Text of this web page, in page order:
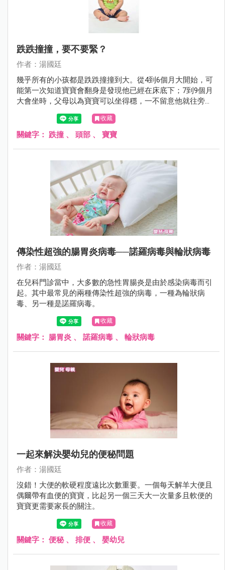
跌跌撞撞，要不要緊？
作者：湯國廷
幾乎所有的小孩都是跌跌撞撞到大。從4到6個月大開始，可
能第一次知道寶寶會翻身是發現他已經在床底下；7到9個月
大會坐時，父母以為寶寶可以坐得穩，一不留意他就往旁或
後傾倒；1歲剛會走路，搖搖晃晃，一不小心，不是往前就
是往後撲倒；更不用說，2歲時爬上爬下，不知天高地厚，
沒有懼高症，很容易從椅子或沙發上摔下來。
收藏
關鍵字： 跌撞 、 頭部 、 寶寶
傳染性超強的腸胃炎病毒──諾羅病毒與輪狀病毒
作者：湯國廷
在兒科門診當中，大多數的急性胃腸炎是由於感染病毒而引
起。其中最常見的兩種傳染性超強的病毒，一種為輪狀病
毒、另一種是諾羅病毒。
收藏
關鍵字： 腸胃炎 、 諾羅病毒 、 輪狀病毒
一起來解決嬰幼兒的便秘問題
作者：湯國廷
沒錯！大便的軟硬程度遠比次數重要。一個每天解羊大便且
偶爾帶有血便的寶寶，比起另一個三天大一次量多且軟便的
寶寶更需要家長的關注。
收藏
關鍵字： 便秘、 排便 、 嬰幼兒